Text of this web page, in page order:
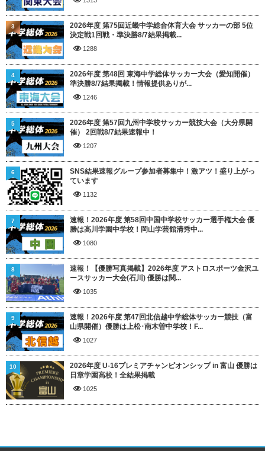
2026年度 第75回近畿中学総合体育大会 サッカーの部 5位
決定戦1回戦・準決勝8/7結果掲載...
1288
3
2026年度 第48回 東海中学総体サッカー大会（愛知開催）
準決勝8/7結果掲載！情報提供ありが...
1246
4
2026年度 第57回九州中学校サッカー競技大会（大分県開
催） 2回戦8/7結果速報中！
1207
5
SNS結果速報グループ参加者募集中！激アツ！盛り上がっ
ています
1132
6
速報！2026年度 第58回中国中学校サッカー選手権大会 優
勝は高川学園中学校！岡山学芸館清秀中...
1080
7
速報！【優勝写真掲載】2026年度 アストロスポーツ金沢ユ
ースサッカー大会(石川) 優勝は関...
1035
8
速報！2026年度 第47回北信越中学総体サッカー競技（富
山県開催）優勝は上松･南木曽中学校！F...
1027
9
2026年度 U-16プレミアチャンピオンシップ in 富山 優勝は
日章学園高校！全結果掲載
1025
10